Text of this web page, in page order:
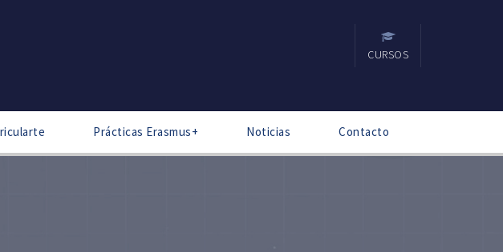
CURSOS
Prácticas Erasmus+ Noticias Contacto